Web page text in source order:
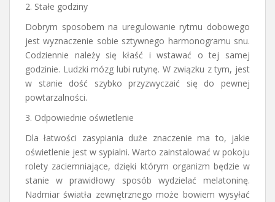
2. Stałe godziny
Dobrym sposobem na uregulowanie rytmu dobowego
jest wyznaczenie sobie sztywnego harmonogramu snu.
Codziennie należy się kłaść i wstawać o tej samej
godzinie. Ludzki mózg lubi rutynę. W związku z tym, jest
w stanie dość szybko przyzwyczaić się do pewnej
powtarzalności.
3. Odpowiednie oświetlenie
Dla łatwości zasypiania duże znaczenie ma to, jakie
oświetlenie jest w sypialni. Warto zainstalować w pokoju
rolety zaciemniające, dzięki którym organizm będzie w
stanie w prawidłowy sposób wydzielać melatoninę.
Nadmiar światła zewnętrznego może bowiem wysyłać